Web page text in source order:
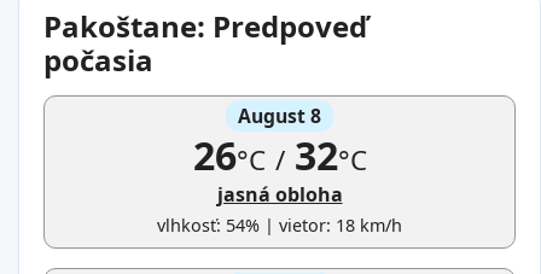
Pakoštane: Predpoveď
počasia
August 8
26°C /32°C
jasná obloha
vlhkosť: 54% | vietor: 18 km/h